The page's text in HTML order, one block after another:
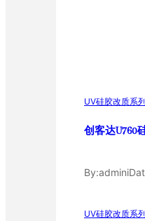
UV硅胶改质系列
创客达U760
By:admini
UV硅胶改质系